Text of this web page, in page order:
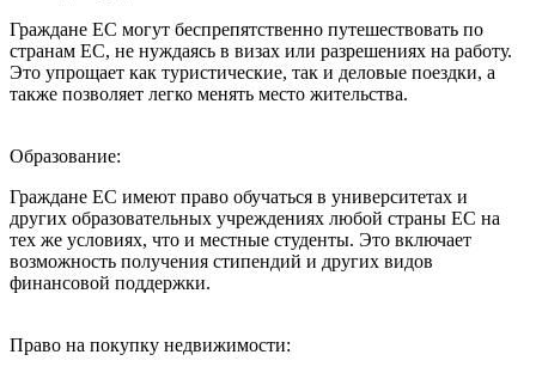
Граждане ЕС могут беспрепятственно путешествовать по
странам ЕС, не нуждаясь в визах или разрешениях на работу.
Это упрощает как туристические, так и деловые поездки, а
также позволяет легко менять место жительства.
Образование:
Граждане ЕС имеют право обучаться в университетах и
других образовательных учреждениях любой страны ЕС на
тех же условиях, что и местные студенты. Это включает
возможность получения стипендий и других видов
финансовой поддержки.
Право на покупку недвижимости: